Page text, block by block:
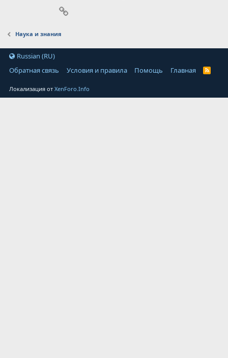
Наука и знания
Russian (RU)
Обратная связь
Условия и правила Помощь Главная
Локализация отXenForo.Info